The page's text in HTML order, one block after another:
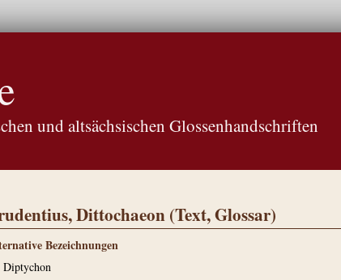
und altsächsischen Glossenhandschriften
Dittochaeon (Text, Glossar)
Bezeichnungen
Diptychon